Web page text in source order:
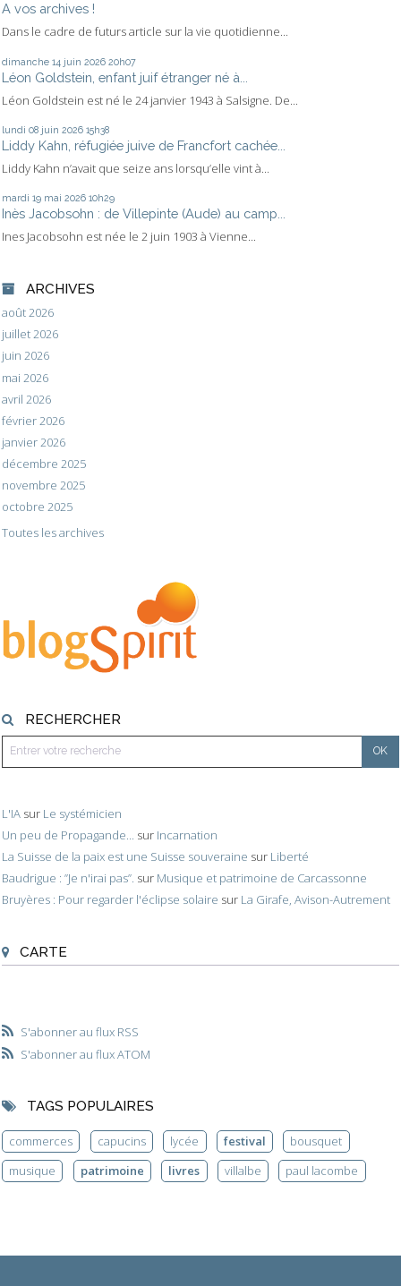
A vos archives !
Dans le cadre de futurs article sur la vie quotidienne...
dimanche 14 juin 2026 20h07
Léon Goldstein, enfant juif étranger né à...
Léon Goldstein est né le 24 janvier 1943 à Salsigne. De...
lundi 08 juin 2026 15h38
Liddy Kahn, réfugiée juive de Francfort cachée...
Liddy Kahn n’avait que seize ans lorsqu’elle vint à...
mardi 19 mai 2026 10h29
Inès Jacobsohn : de Villepinte (Aude) au camp...
Ines Jacobsohn est née le 2 juin 1903 à Vienne...
ARCHIVES
août 2026
juillet 2026
juin 2026
mai 2026
avril 2026
février 2026
janvier 2026
décembre 2025
novembre 2025
octobre 2025
Toutes les archives
RECHERCHER
L'IA sur Le systémicien
Un peu de Propagande... sur Incarnation
La Suisse de la paix est une Suisse souveraine sur Liberté
Baudrigue : ”Je n'irai pas”. sur Musique et patrimoine de Carcassonne
Bruyères : Pour regarder l'éclipse solaire sur La Girafe, Avison-Autrement
CARTE
S'abonner au flux RSS
S'abonner au flux ATOM
TAGS POPULAIRES
commerces capucins lycée festival
bousquet
musique
patrimoine livres villalbe paul lacombe